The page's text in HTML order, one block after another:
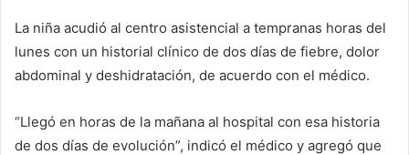
La niña acudió al centro asistencial a tempranas horas del
lunes con un historial clínico de dos días de fiebre, dolor
abdominal y deshidratación, de acuerdo con el médico.
“Llegó en horas de la mañana al hospital con esa historia
de dos días de evolución”, indicó el médico y agregó que